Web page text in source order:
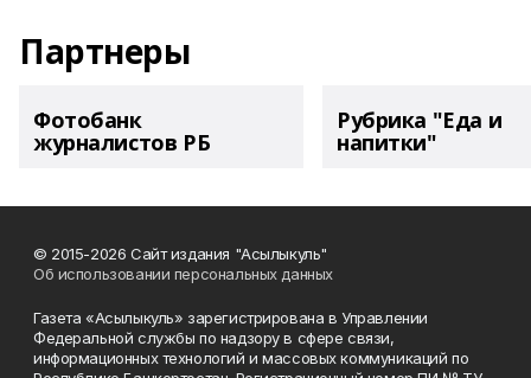
Партнеры
Фотобанк
журналистов РБ
Рубрика "Еда и
напитки"
© 2015-2026 Сайт издания "Асылыкуль"
Об использовании персональных данных
Газета «Асылыкуль» зарегистрирована в Управлении
Федеральной службы по надзору в сфере связи,
информационных технологий и массовых коммуникаций по